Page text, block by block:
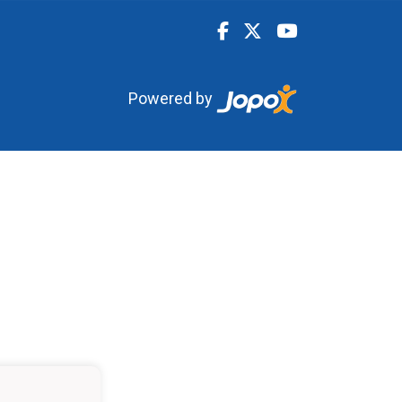
Powered by